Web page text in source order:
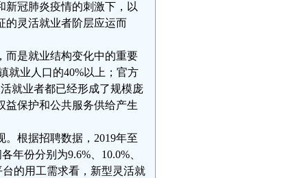
新冠肺炎疫情的刺激下，以
的灵活就业者阶层应运而
而是就业结构变化中的重要
就业人口的40%以上；官方
就业者都已经形成了规模庞
益保护和公共服务供给产生
根据招聘数据，2019年至
年份分别为9.6%、10.0%、
台的用工需求看，新型灵活就